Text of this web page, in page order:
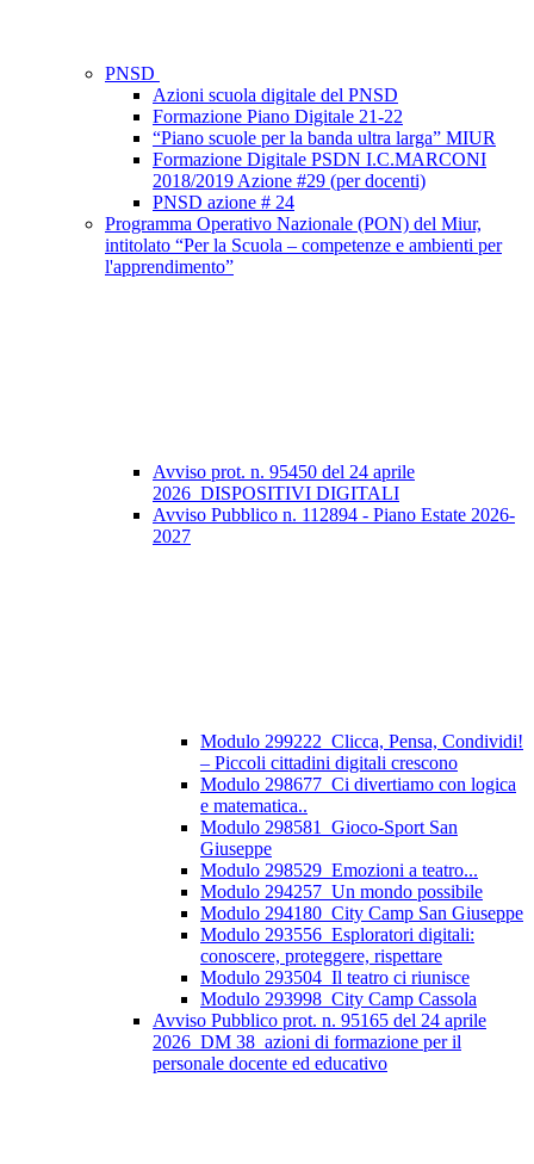
PNSD
Azioni scuola digitale del PNSD
Formazione Piano Digitale 21-22
“Piano scuole per la banda ultra larga” MIUR
Formazione Digitale PSDN I.C.MARCONI
2018/2019 Azione #29 (per docenti)
PNSD azione # 24
Programma Operativo Nazionale (PON) del Miur,
intitolato “Per la Scuola – competenze e ambienti per
l'apprendimento”
Avviso prot. n. 95450 del 24 aprile
2026_DISPOSITIVI DIGITALI
Avviso Pubblico n. 112894 - Piano Estate 2026-
2027
Modulo 299222_Clicca, Pensa, Condividi!
– Piccoli cittadini digitali crescono
Modulo 298677_Ci divertiamo con logica
e matematica..
Modulo 298581_Gioco-Sport San
Giuseppe
Modulo 298529_Emozioni a teatro...
Modulo 294257_Un mondo possibile
Modulo 294180_City Camp San Giuseppe
Modulo 293556_Esploratori digitali:
conoscere, proteggere, rispettare
Modulo 293504_Il teatro ci riunisce
Modulo 293998_City Camp Cassola
Avviso Pubblico prot. n. 95165 del 24 aprile
2026_DM 38_azioni di formazione per il
personale docente ed educativo